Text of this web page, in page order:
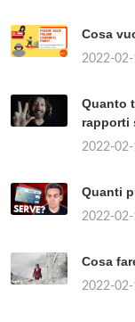
Cosa
2022-
Quanto
rapporti
2022-
Quanti
2022-
Cosa
2022-